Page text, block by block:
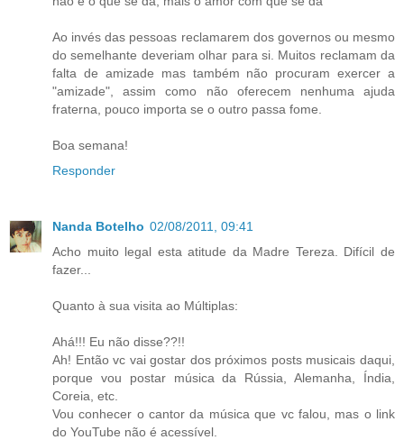
Ao invés das pessoas reclamarem dos governos ou mesmo
do semelhante deveriam olhar para si. Muitos reclamam da
falta de amizade mas também não procuram exercer a
"amizade", assim como não oferecem nenhuma ajuda
fraterna, pouco importa se o outro passa fome.
Boa semana!
Responder
Nanda Botelho 02/08/2011, 09:41
Acho muito legal esta atitude da Madre Tereza. Difícil de
fazer...
Quanto à sua visita ao Múltiplas:
Ahá!!! Eu não disse??!!
Ah! Então vc vai gostar dos próximos posts musicais daqui,
porque vou postar música da Rússia, Alemanha, Índia,
Coreia, etc.
Vou conhecer o cantor da música que vc falou, mas o link
do YouTube não é acessível.